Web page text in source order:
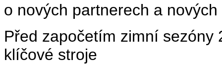
o nových partnerech a
Před započetím zimní sezóny
klíčové stroje